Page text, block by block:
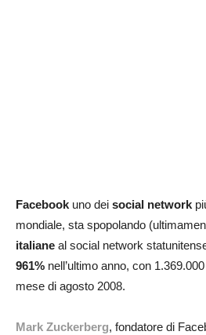
Facebook uno dei social network
mondiale, sta spopolando
italiane al social network
961% nell’ultimo anno, con
mese di agosto 2008.
Mark Zuckerberg, fondatore di